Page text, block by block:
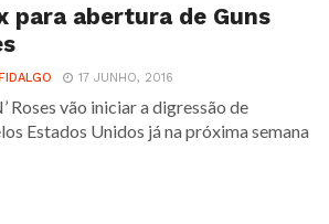
para abertura de Guns
17 JUNHO, 2016
Roses vão iniciar a digressão de
Estados Unidos já na próxima semana